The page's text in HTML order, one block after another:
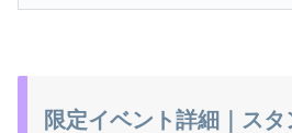
限定イベント詳細｜ス